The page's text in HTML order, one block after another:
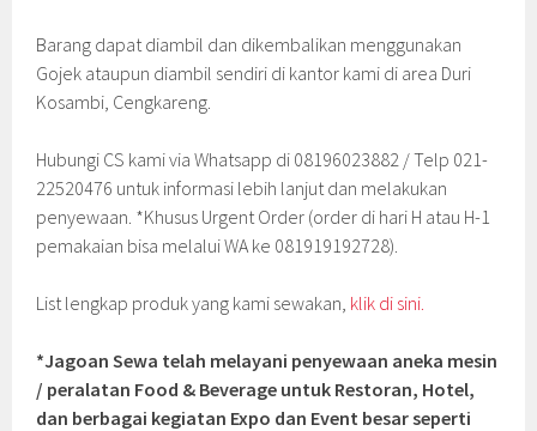
Barang dapat diambil dan dikembalikan menggunakan
Gojek ataupun diambil sendiri di kantor kami di area Duri
Kosambi, Cengkareng.
Hubungi CS kami via Whatsapp di 08196023882 / Telp 021-
22520476 untuk informasi lebih lanjut dan melakukan
penyewaan. *Khusus Urgent Order (order di hari H atau H-1
pemakaian bisa melalui WA ke 081919192728).
List lengkap produk yang kami sewakan, klik di sini.
*Jagoan Sewa telah melayani penyewaan aneka mesin
/ peralatan Food & Beverage untuk Restoran, Hotel,
dan berbagai kegiatan Expo dan Event besar seperti